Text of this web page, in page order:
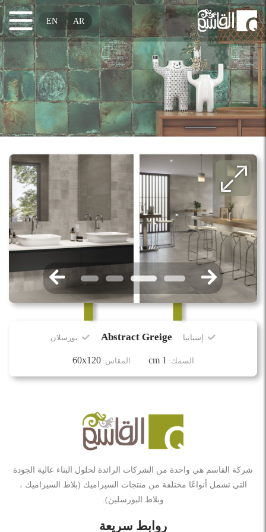
AR
EN
إسبانيا Abstract Greige بورسلان
السمك: 1 cm المقاس:60x120
شركة القاسم هي واحدة من الشركات الرائدة لحلول البناء عالية الجودة
التي تشمل أنواعًا مختلفة من منتجات السيراميك (بلاط السيراميك ،
وبلاط البورسلين).
روابط سريعة